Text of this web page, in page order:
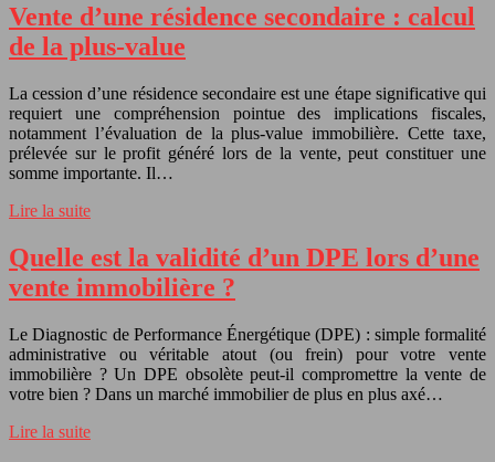
Vente d’une résidence secondaire : calcul
de la plus-value
La cession d’une résidence secondaire est une étape significative qui
requiert une compréhension pointue des implications fiscales,
notamment l’évaluation de la plus-value immobilière. Cette taxe,
prélevée sur le profit généré lors de la vente, peut constituer une
somme importante. Il…
Lire la suite
Quelle est la validité d’un DPE lors d’une
vente immobilière ?
Le Diagnostic de Performance Énergétique (DPE) : simple formalité
administrative ou véritable atout (ou frein) pour votre vente
immobilière ? Un DPE obsolète peut-il compromettre la vente de
votre bien ? Dans un marché immobilier de plus en plus axé…
Lire la suite